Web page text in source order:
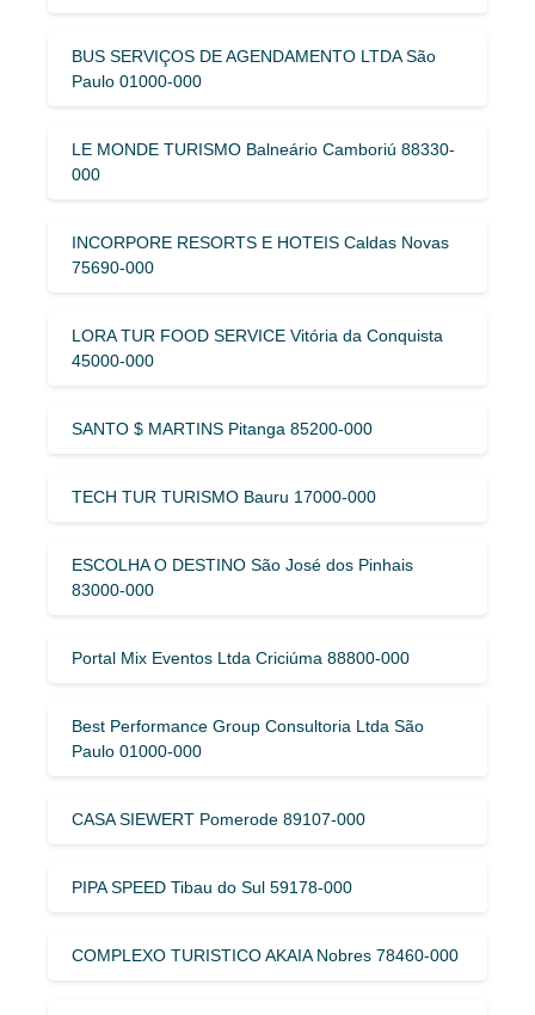
BUS SERVIÇOS DE AGENDAMENTO LTDA São
Paulo 01000-000
LE MONDE TURISMO Balneário Camboriú 88330-
000
INCORPORE RESORTS E HOTEIS Caldas Novas
75690-000
LORA TUR FOOD SERVICE Vitória da Conquista
45000-000
SANTO $ MARTINS Pitanga 85200-000
TECH TUR TURISMO Bauru 17000-000
ESCOLHA O DESTINO São José dos Pinhais
83000-000
Portal Mix Eventos Ltda Criciúma 88800-000
Best Performance Group Consultoria Ltda São
Paulo 01000-000
CASA SIEWERT Pomerode 89107-000
PIPA SPEED Tibau do Sul 59178-000
COMPLEXO TURISTICO AKAIA Nobres 78460-000